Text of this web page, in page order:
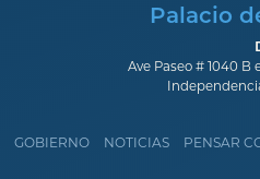
Palacio
Ave Paseo # 1040 B
GOBIERNO NOTICIAS PENSAR